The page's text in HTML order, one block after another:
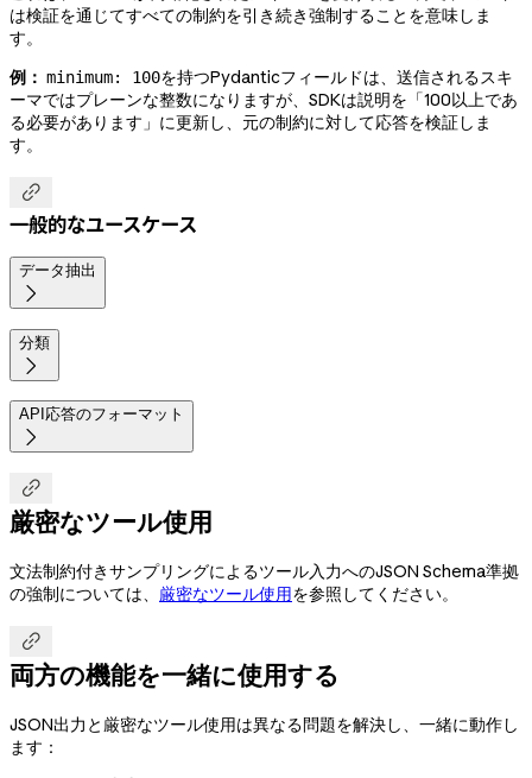
は検証を通じてすべての制約を引き続き強制することを意味しま
す。
例： minimum: 100を持つPydanticフィールドは、送信されるスキ
ーマではプレーンな整数になりますが、SDKは説明を「100以上であ
る必要があります」に更新し、元の制約に対して応答を検証しま
す。

一般的なユースケース
データ抽出

分類

API応答のフォーマット


厳密なツール使用
文法制約付きサンプリングによるツール入力へのJSON Schema準拠
の強制については、 厳密なツール使用を参照してください。

両方の機能を一緒に使用する
JSON出力と厳密なツール使用は異なる問題を解決し、一緒に動作し
ます：